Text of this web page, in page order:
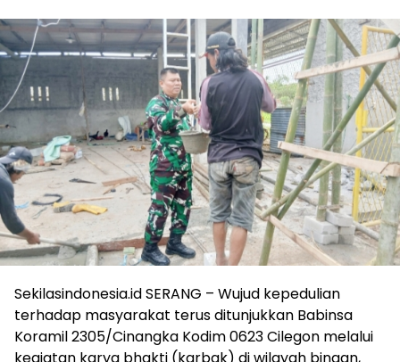
Sekilasindonesia.id SERANG – Wujud kepedulian
terhadap masyarakat terus ditunjukkan Babinsa
Koramil 2305/Cinangka Kodim 0623 Cilegon melalui